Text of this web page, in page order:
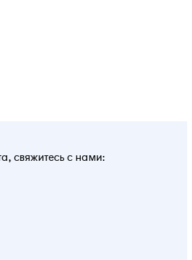
свяжитесь с нами: